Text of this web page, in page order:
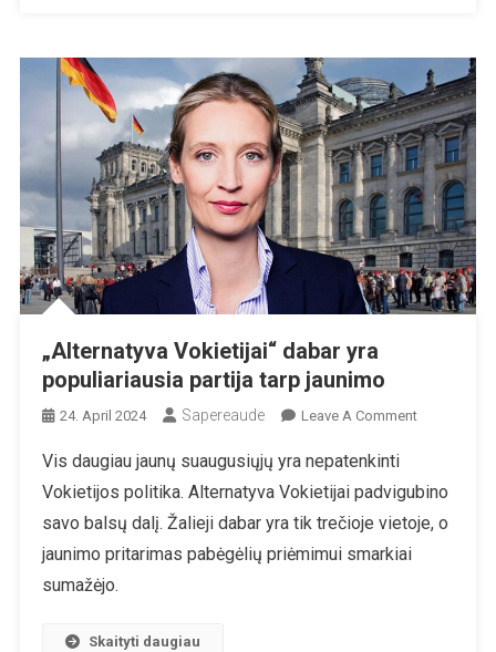
„Alternatyva Vokietijai“ dabar yra
populiariausia partija tarp jaunimo
24. April 2024 Sapereaude Leave A CommentOn
Dabar
Yra
Vis daugiau jaunų suaugusiųjų yra nepatenkinti
Vokietijos politika. Alternatyva Vokietijai padvigubino
savo balsų dalį. Žalieji dabar yra tik trečioje vietoje, o
jaunimo pritarimas pabėgėlių priėmimui smarkiai
sumažėjo.
Skaityti daugiau